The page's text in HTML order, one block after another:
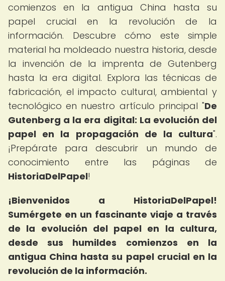
comienzos en la antigua China hasta su
papel crucial en la revolución de la
información. Descubre cómo este simple
material ha moldeado nuestra historia, desde
la invención de la imprenta de Gutenberg
hasta la era digital. Explora las técnicas de
fabricación, el impacto cultural, ambiental y
tecnológico en nuestro artículo principal "De
Gutenberg a la era digital: La evolución del
papel en la propagación de la cultura".
¡Prepárate para descubrir un mundo de
conocimiento entre las páginas de
HistoriaDelPapel!
¡Bienvenidos a HistoriaDelPapel!
Sumérgete en un fascinante viaje a través
de la evolución del papel en la cultura,
desde sus humildes comienzos en la
antigua China hasta su papel crucial en la
revolución de la información.